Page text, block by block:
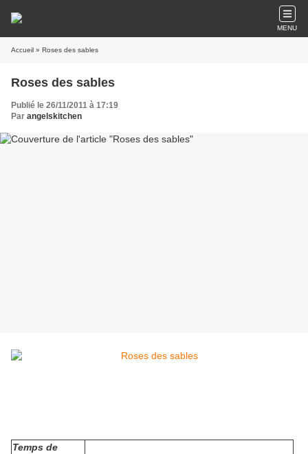
MENU
Accueil » Roses des sables
Roses des sables
Publié le 26/11/2011 à 17:19
Par angelskitchen
Temps de